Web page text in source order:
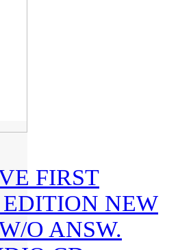
FIRST
NEW
O ANSW.